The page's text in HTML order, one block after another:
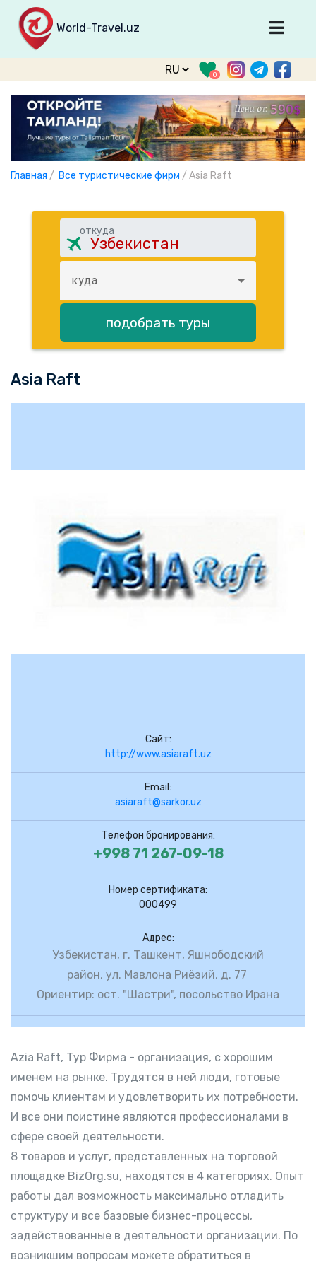
World-Travel.uz
Главная
Направления
Туры
Тур. фирмы
Табло прилета
О проекте
Войти
support@world-travel.uz
0
Главная / Все туристические фирм / Asia Raft
откуда
куда
подобрать туры
Asia Raft
Сайт:
http://www.asiaraft.uz
Email:
asiaraft@sarkor.uz
Телефон бронирования:
+998 71 267-09-18
Номер сертификата:
000499
Адрес:
Узбекистан, г. Ташкент, Яшнободский
район, ул. Мавлона Риёзий, д. 77
Ориентир: ост. "Шастри", посольство Ирана
Azia Raft, Тур Фирма - организация, с хорошим
именем на рынке. Трудятся в ней люди, готовые
помочь клиентам и удовлетворить их потребности.
И все они поистине являются профессионалами в
сфере своей деятельности.
8 товаров и услуг, представленных на торговой
площадке BizOrg.su, находятся в 4 категориях. Опыт
работы дал возможность максимально отладить
структуру и все базовые бизнес-процессы,
задействованные в деятельности организации. По
возникшим вопросам можете обратиться в